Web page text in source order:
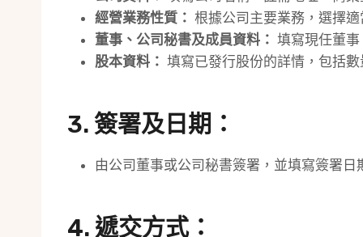
經營業務性質： 根據公司主要業務，選擇適
董事、公司秘書及成員資料： 填寫現任董
股本資料： 填寫已發行股份的詳情，包括
3. 簽署及日期：
由公司董事或公司秘書簽署，並填寫簽署日
4. 遞交方式：